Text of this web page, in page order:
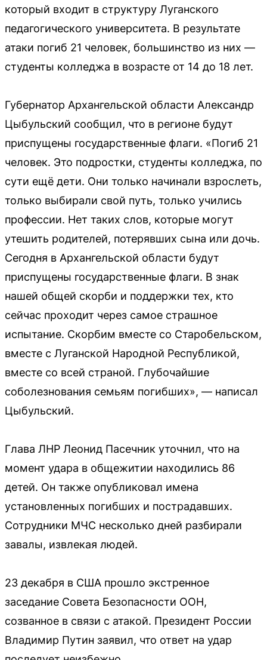
который входит в структуру Луганского
педагогического университета. В результате
атаки погиб 21 человек, большинство из них —
студенты колледжа в возрасте от 14 до 18 лет.
Губернатор Архангельской области Александр
Цыбульский сообщил, что в регионе будут
приспущены государственные флаги. «Погиб 21
человек. Это подростки, студенты колледжа, по
сути ещё дети. Они только начинали взрослеть,
только выбирали свой путь, только учились
профессии. Нет таких слов, которые могут
утешить родителей, потерявших сына или дочь.
Сегодня в Архангельской области будут
приспущены государственные флаги. В знак
нашей общей скорби и поддержки тех, кто
сейчас проходит через самое страшное
испытание. Скорбим вместе со Старобельском,
вместе с Луганской Народной Республикой,
вместе со всей страной. Глубочайшие
соболезнования семьям погибших», — написал
Цыбульский.
Глава ЛНР Леонид Пасечник уточнил, что на
момент удара в общежитии находились 86
детей. Он также опубликовал имена
установленных погибших и пострадавших.
Сотрудники МЧС несколько дней разбирали
завалы, извлекая людей.
23 декабря в США прошло экстренное
заседание Совета Безопасности ООН,
созванное в связи с атакой. Президент России
Владимир Путин заявил, что ответ на удар